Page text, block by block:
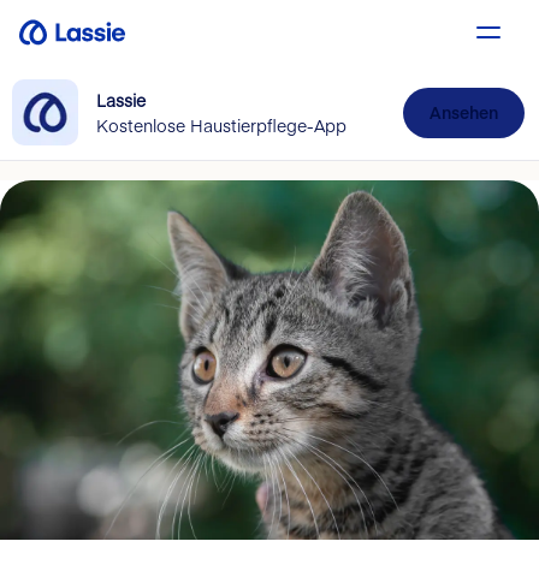
Lassie
Kostenlose Haustierpflege-App
Ansehen